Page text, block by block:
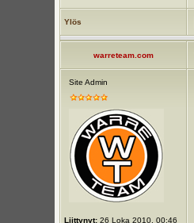
Ylös
warreteam.com
Site Admin
Liittynyt:26 Loka 2010, 00:46